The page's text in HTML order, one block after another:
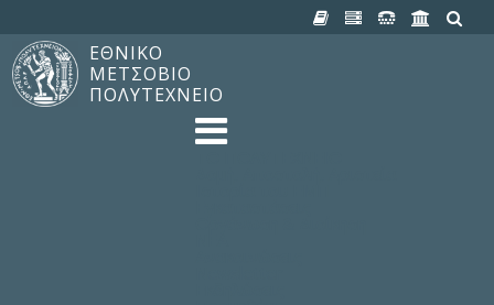
ΕΘΝΙΚΟ
ΜΕΤΣΟΒΙΟ
ΠΟΛΥΤΕΧΝΕΙΟ